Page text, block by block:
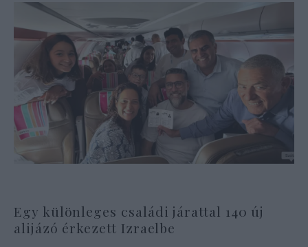
Egy különleges családi járattal 140 új
alijázó érkezett Izraelbe